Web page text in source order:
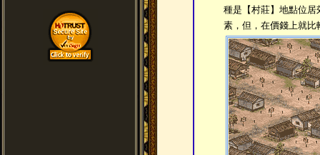
種是【村莊】地點位
素，但，在價錢上就比